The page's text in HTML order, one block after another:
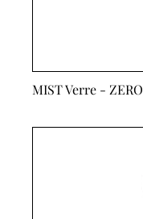
MIST Verre - ZERO